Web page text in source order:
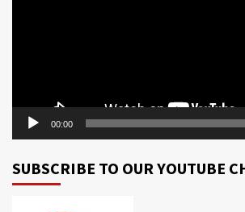
00:00
SUBSCRIBE TO OUR YOUTUBE